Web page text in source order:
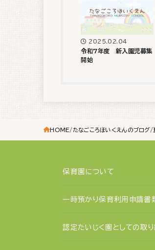
2025.02.04
令和7年度 新入園児募集
開始
HOME たなごころほいくえんのブログ
保育園について
一時預かり保育利用申請書
認定たいじく園としての取